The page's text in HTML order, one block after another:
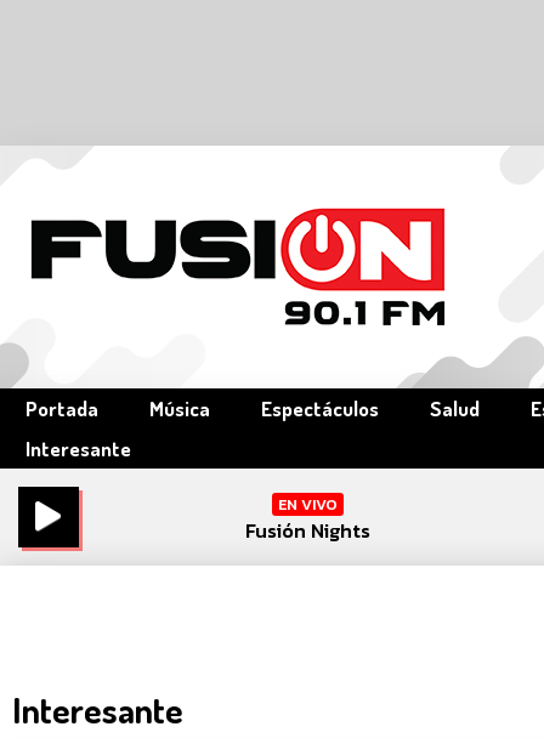
Portada Música Espectáculos Salud
Interesante
EN VIVO
Fusión Nights
Interesante